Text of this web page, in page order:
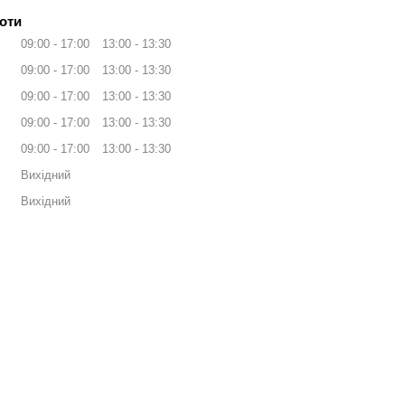
09:00 17:00 13:00
13:30
09:00
17:00 13:00
13:30
09:00
17:00 13:00
13:30
09:00
17:00 13:00
13:30
09:00
17:00 13:00
13:30
Вихідний
Вихідний